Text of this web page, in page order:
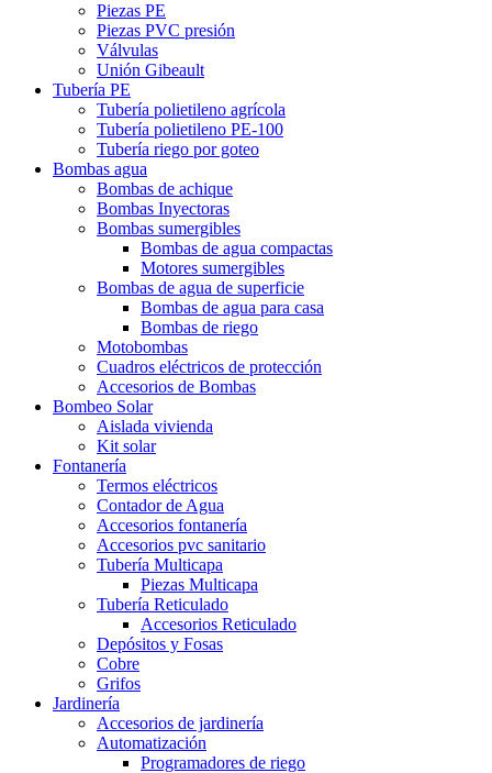
Piezas PE
Piezas PVC presión
Válvulas
Unión Gibeault
Tubería PE
Tubería polietileno agrícola
Tubería polietileno PE-100
Tubería riego por goteo
Bombas agua
Bombas de achique
Bombas Inyectoras
Bombas sumergibles
Bombas de agua compactas
Motores sumergibles
Bombas de agua de superficie
Bombas de agua para casa
Bombas de riego
Motobombas
Cuadros eléctricos de protección
Accesorios de Bombas
Bombeo Solar
Aislada vivienda
Kit solar
Fontanería
Termos eléctricos
Contador de Agua
Accesorios fontanería
Accesorios pvc sanitario
Tubería Multicapa
Piezas Multicapa
Tubería Reticulado
Accesorios Reticulado
Depósitos y Fosas
Cobre
Grifos
Jardinería
Accesorios de jardinería
Automatización
Programadores de riego